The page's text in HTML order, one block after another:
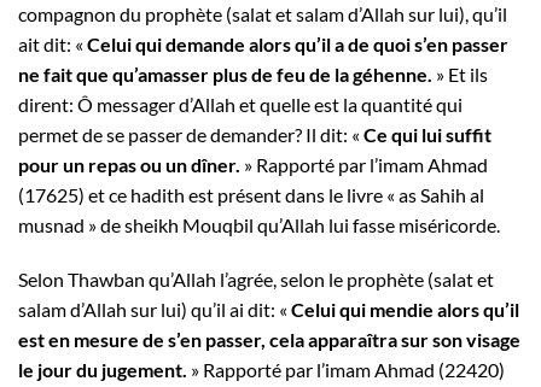
compagnon du prophète (salat et salam d’Allah sur lui), qu’il
ait dit: « Celui qui demande alors qu’il a de quoi s’en passer
ne fait que qu’amasser plus de feu de la géhenne. » Et ils
dirent: Ô messager d’Allah et quelle est la quantité qui
permet de se passer de demander? Il dit: « Ce qui lui suffit
pour un repas ou un dîner. » Rapporté par l’imam Ahmad
(17625) et ce hadith est présent dans le livre « as Sahih al
musnad » de sheikh Mouqbil qu’Allah lui fasse miséricorde.
Selon Thawban qu’Allah l’agrée, selon le prophète (salat et
salam d’Allah sur lui) qu’il ai dit: « Celui qui mendie alors qu’il
est en mesure de s’en passer, cela apparaîtra sur son visage
le jour du jugement. » Rapporté par l’imam Ahmad (22420)